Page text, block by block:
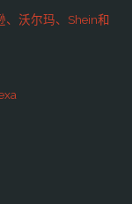
、沃尔玛、Shein和